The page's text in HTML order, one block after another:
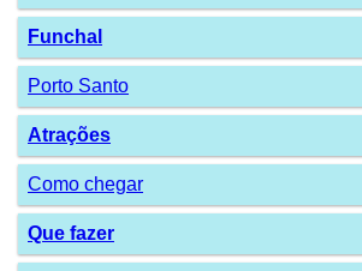
Funchal
Porto Santo
Atrações
Como chegar
Que fazer